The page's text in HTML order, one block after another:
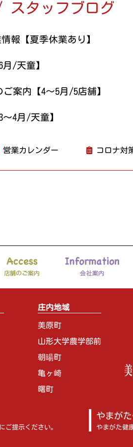
スタッフブログ
報【夏季休業あり】
/天童】
案内【4～5月/5店舗】
4月/天童】
営業カレンダー コロナ対
庄内地域
美原町
山形大学農学部前
朝暘町
亀ヶ崎
曙町
ご提示ください。
やまが
やまがた健